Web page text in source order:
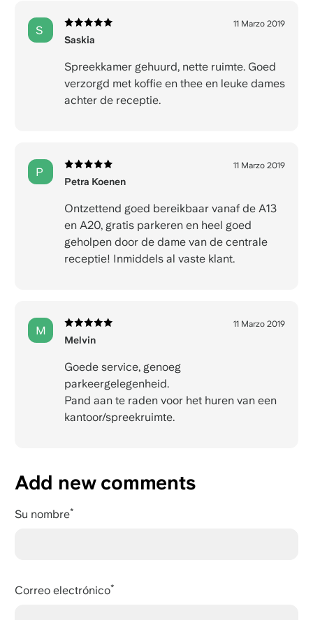
S
Saskia
11 Marzo 2019
Spreekkamer gehuurd, nette ruimte. Goed
verzorgd met koffie en thee en leuke dames
achter de receptie.
P
Petra Koenen
11 Marzo 2019
Ontzettend goed bereikbaar vanaf de A13
en A20, gratis parkeren en heel goed
geholpen door de dame van de centrale
receptie! Inmiddels al vaste klant.
M
Melvin
11 Marzo 2019
Goede service, genoeg
parkeergelegenheid.
Pand aan te raden voor het huren van een
kantoor/spreekruimte.
Add new comments
Su nombre
Correo electrónico